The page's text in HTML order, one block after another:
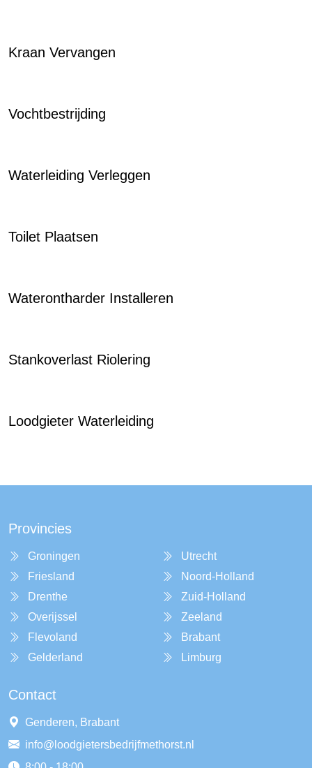
Kraan Vervangen
Vochtbestrijding
Waterleiding Verleggen
Toilet Plaatsen
Waterontharder Installeren
Stankoverlast Riolering
Loodgieter Waterleiding
Provincies
Groningen
Friesland
Drenthe
Overijssel
Flevoland
Gelderland
Utrecht
Noord-Holland
Zuid-Holland
Zeeland
Brabant
Limburg
Contact
Genderen, Brabant
info@loodgietersbedrijfmethorst.nl